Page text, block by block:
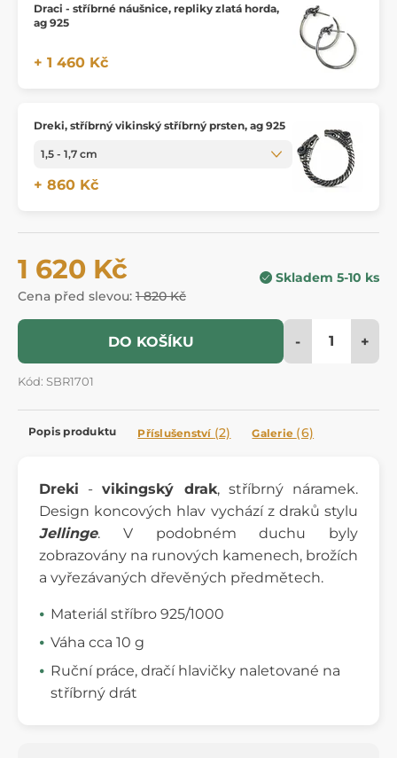
Draci - stříbrné náušnice, repliky zlatá horda,
ag 925
+ 1 460 Kč
Dreki, stříbrný vikinský stříbrný prsten, ag 925
+ 860 Kč
1 620 Kč
Cena před slevou: 1 820 Kč
Skladem 5-10 ks
DO KOŠÍKU - +
Kód: SBR1701
Popis produktu Příslušenství (2) Galerie (6)
Dreki -vikingský drak, stříbrný náramek.
Design koncových hlav vychází z draků stylu
Jellinge. V podobném duchu byly
zobrazovány na runových kamenech, brožích
a vyřezávaných dřevěných předmětech.
Materiál stříbro 925/1000
Váha cca 10 g
Ruční práce, dračí hlavičky naletované na
stříbrný drát